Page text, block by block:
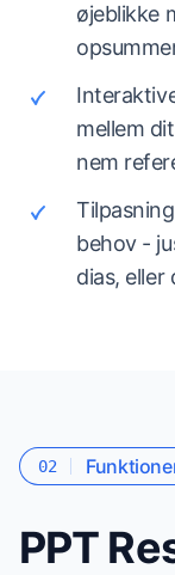
øjeblikke
mellem
nem
behov -
dias, eller
02
PPT